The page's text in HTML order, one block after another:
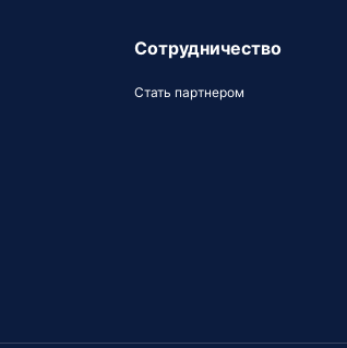
Сотрудничество
Стать партнером